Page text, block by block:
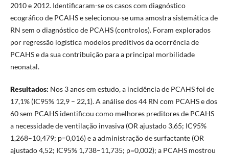
2010 e 2012. Identificaram-se os casos com diagnóstico
ecográfico de PCAHS e selecionou-se uma amostra sistemática de
RN sem o diagnóstico de PCAHS (controlos). Foram explorados
por regressão logística modelos preditivos da ocorrência de
PCAHS e da sua contribuição para a principal morbilidade
neonatal.
Resultados: Nos 3 anos em estudo, a incidência de PCAHS foi de
17,1% (IC95% 12,9 – 22,1). A análise dos 44 RN com PCAHS e dos
60 sem PCAHS identificou como melhores preditores de PCAHS
a necessidade de ventilação invasiva (OR ajustado 3,65; IC95%
1,268–10,479; p=0,016) e a administração de surfactante (OR
ajustado 4,52; IC95% 1,738–11,735; p=0,002); a PCAHS mostrou